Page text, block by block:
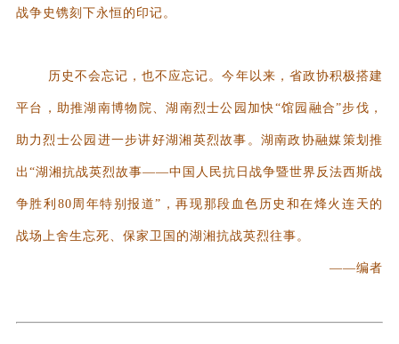
战争史镌刻下永恒的印记。
历史不会忘记，也不应忘记。今年以来，省政协积极搭建
平台，助推湖南博物院、湖南烈士公园加快“馆园融合”步伐，
助力烈士公园进一步讲好湖湘英烈故事。湖南政协融媒策划推
出“湖湘抗战英烈故事——中国人民抗日战争暨世界反法西斯战
争胜利80周年特别报道”，再现那段血色历史和在烽火连天的
战场上舍生忘死、保家卫国的湖湘抗战英烈往事。
——编者